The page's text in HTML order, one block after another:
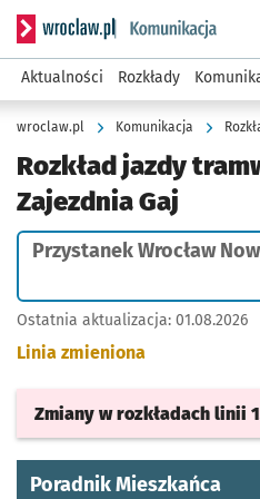
Serwis informacyjny
Aktualności Rozkłady
wroclaw.pl Komunikacja
Rozkład jazdy
Zajezdnia Gaj
Przystanek Wrocław
Ostatnia aktualizacja: 01.08.2026
Linia zmieniona
Zmiany w rozkładach linii
Poradnik Mieszkańca